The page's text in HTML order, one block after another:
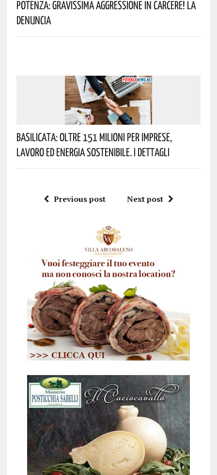
Potenza: Gravissima Aggressione In Carcere! La
Denuncia
Basilicata: Oltre 151 Milioni Per Imprese,
Lavoro Ed Energia Sostenibile. I Dettagli
Previous post Next post